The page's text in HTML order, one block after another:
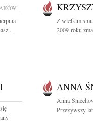
Z wielkim
2009 roku
ANNA
Anna
Przeżywszy